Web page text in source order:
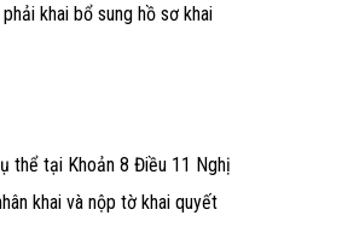
khai bổ sung hồ sơ khai
thể tại Khoản 8 Điều 11 Nghị
khai và nộp tờ khai quyết